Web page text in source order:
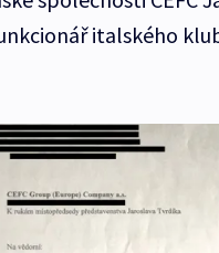
italského